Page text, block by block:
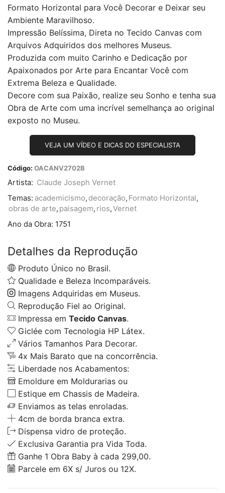
Formato Horizontal para Você Decorar e Deixar seu
Ambiente Maravilhoso.
Impressão Belíssima, Direta no Tecido Canvas com
Arquivos Adquiridos dos melhores Museus.
Produzida com muito Carinho e Dedicação por
Apaixonados por Arte para Encantar Você com
Extrema Beleza e Qualidade.
Decore com sua Paixão, realize seu Sonho e tenha sua
Obra de Arte com uma incrível semelhança ao original
exposto no Museu.
VEJA UM VÍDEO E DICAS DO ESPECIALISTA
Código: OACANV2702B
Artista: Claude Joseph Vernet
Temas: academicismo, decoração, Formato Horizontal,
obras de arte, paisagem, rios,Vernet
Ano da Obra: 1751
Detalhes da Reprodução
Produto Único no Brasil.
Qualidade e Beleza Incomparáveis.
Imagens Adquiridas em Museus.
Reprodução Fiel ao Original.
Impressa em Tecido Canvas.
Giclée com Tecnologia HP Látex.
Vários Tamanhos Para Decorar.
4x Mais Barato que na concorrência.
Liberdade nos Acabamentos:
Emoldure em Moldurarias ou
Estique em Chassis de Madeira.
Enviamos as telas enroladas.
4cm de borda branca extra.
Dispensa vidro de proteção.
Exclusiva Garantia pra Vida Toda.
Ganhe 1 Obra Baby à cada 299,00.
Parcele em 6X s/ Juros ou 12X.